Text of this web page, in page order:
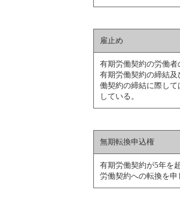
雇止め
有期労働契約の労働
有期労働契約の締結
働契約の締結に際し
している。
無期転換申込権
有期労働契約が5年を
労働契約への転換を